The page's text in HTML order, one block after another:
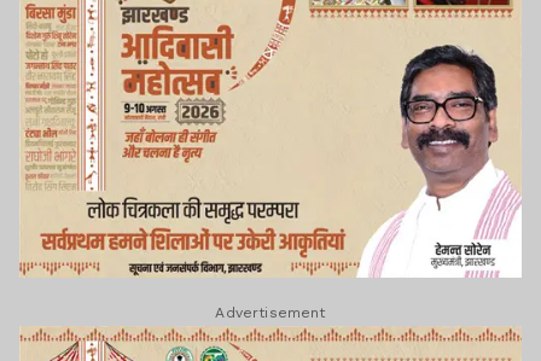
Advertisement